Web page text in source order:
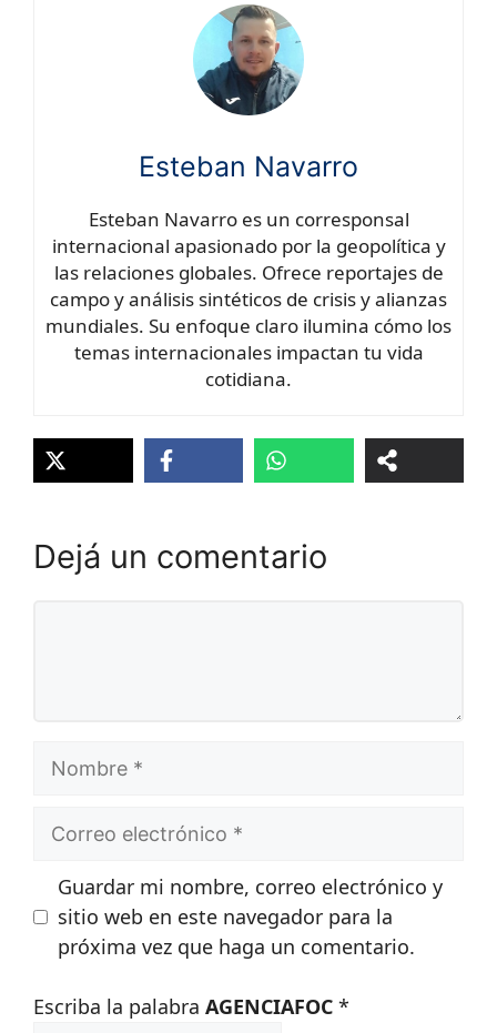
Esteban Navarro
Esteban Navarro es un corresponsal
internacional apasionado por la geopolítica y
las relaciones globales. Ofrece reportajes de
campo y análisis sintéticos de crisis y alianzas
mundiales. Su enfoque claro ilumina cómo los
temas internacionales impactan tu vida
cotidiana.
Dejá un comentario
Correo
Guardar mi nombre, correo electrónico y
sitio web en este navegador para la
próxima vez que haga un comentario.
Escriba la palabra AGENCIAFOC *